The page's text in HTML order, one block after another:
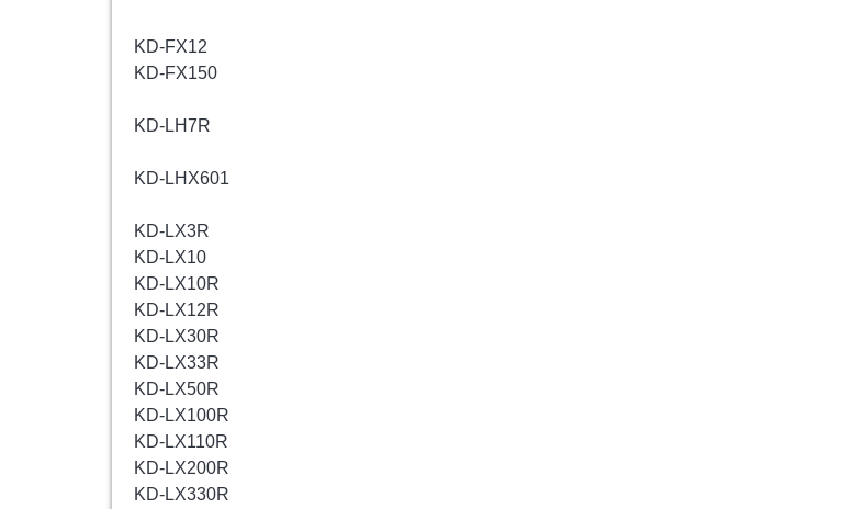
KD-FX12
KD-FX150
KD-LH7R
KD-LHX601
KD-LX3R
KD-LX10
KD-LX10R
KD-LX12R
KD-LX30R
KD-LX33R
KD-LX50R
KD-LX100R
KD-LX110R
KD-LX200R
KD-LX330R